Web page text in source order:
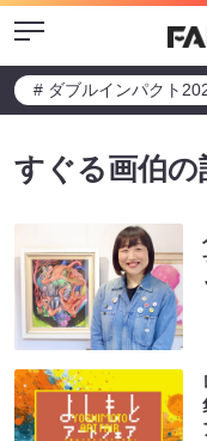
Menu
# ダブルインパクト
すぐる画伯の